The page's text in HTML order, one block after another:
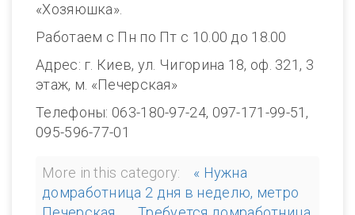
«Хозяюшка».
Работаем с Пн по Пт с 10.00 до 18.00
Адрес: г. Киев, ул. Чигорина 18, оф. 321, 3
этаж, м. «Печерская»
Телефоны: 063-180-97-24, 097-171-99-51,
095-596-77-01
More in this category:
« Нужна
домработница 2 дня в неделю, метро